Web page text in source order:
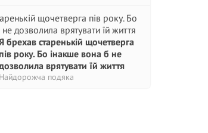
брехав старенькій щочетверга
пів року. Бо інакше вона б не
врятувати їй життя
Найдорожча подяка